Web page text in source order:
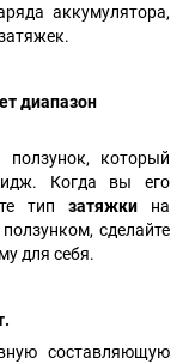
аккумулятора,
диапазон
который
Когда вы его
тип затяжкина
сделайте
для себя.
составляющую